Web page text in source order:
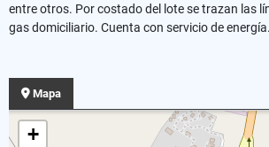
entre otros. Por costado del lote se trazan las
gas domiciliario. Cuenta con servicio de energía.
Mapa
+